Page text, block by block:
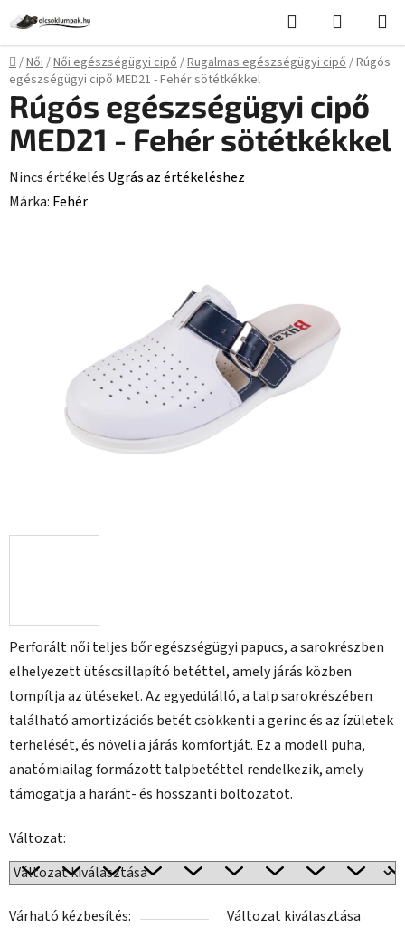
fő
tartalomhoz
Keresés KOSÁR
Kezdőlap
/Női/Női egészségügyi cipő/Rugalmas egészségügyi cipő/Rúgós
egészségügyi cipő MED21 - Fehér sötétkékkel
Perforált női teljes bőr egészségügyi papucs, a sarokrészben
elhelyezett ütéscsillapító betéttel, amely járás közben
tompítja az ütéseket. Az egyedülálló, a talp sarokrészében
található amortizációs betét csökkenti a gerinc és az ízületek
terhelését, és növeli a járás komfortját. Ez a modell puha,
anatómiailag formázott talpbetéttel rendelkezik, amely
támogatja a haránt- és hosszanti boltozatot.
Változat:
Várható kézbesítés:
Változat kiválasztása
Rúgós egészségügyi cipő
MED21 - Fehér sötétkékkel
A
termék
Nincs értékelés Ugrás az értékeléshez
Márka: Fehér